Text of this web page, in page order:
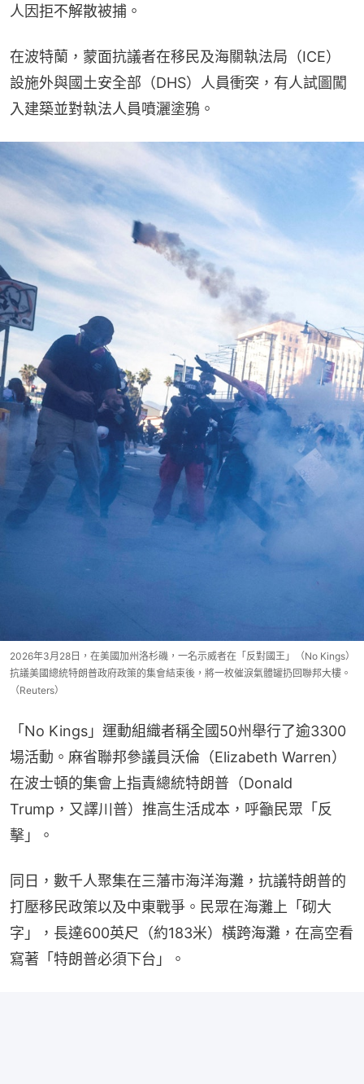
人因拒不解散被捕。
在波特蘭，蒙面抗議者在移民及海關執法局（ICE）
設施外與國土安全部（DHS）人員衝突，有人試圖闖
入建築並對執法人員噴灑塗鴉。
2026年3月28日，在美國加州洛杉磯，一名示威者在「反對國王」（No Kings）
抗議美國總統特朗普政府政策的集會結束後，將一枚催淚氣體罐扔回聯邦大樓。
（Reuters）
「No Kings」運動組織者稱全國50州舉行了逾3300
場活動。麻省聯邦參議員沃倫（Elizabeth Warren）
在波士頓的集會上指責總統特朗普（Donald
Trump，又譯川普）推高生活成本，呼籲民眾「反
擊」。
同日，數千人聚集在三藩市海洋海灘，抗議特朗普的
打壓移民政策以及中東戰爭。民眾在海灘上「砌大
字」，長達600英尺（約183米）橫跨海灘，在高空看
寫著「特朗普必須下台」。